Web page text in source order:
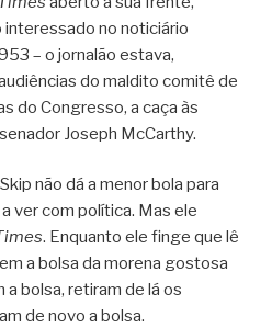
no noticiário
– o jornalão estava,
do maldito comitê de
do Congresso, a caça às
Joseph McCarthy.
não dá a menor bola para
ver com política. Mas ele
. Enquanto ele finge que lê
a bolsa da morena gostosa
bolsa, retiram de lá os
de novo a bolsa.